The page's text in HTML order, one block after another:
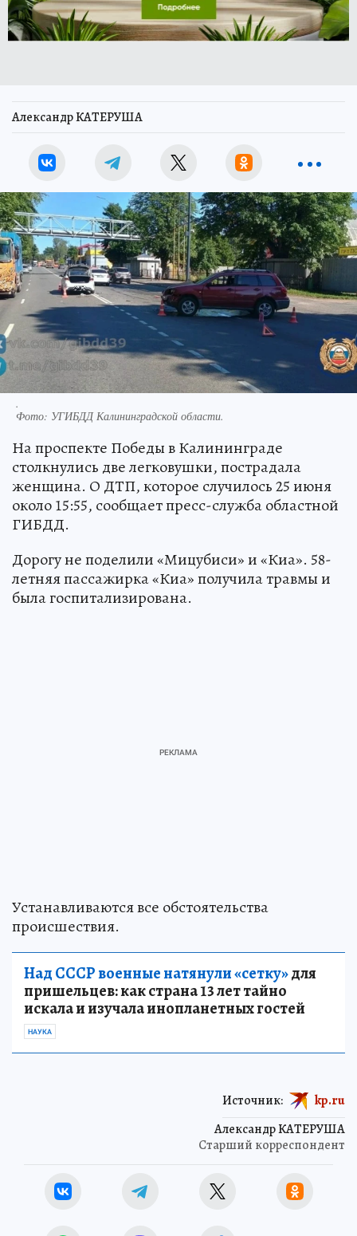
Александр КАТЕРУША
.
Фото: УГИБДД Калининградской области.
На проспекте Победы в Калининграде
столкнулись две легковушки, пострадала
женщина. О ДТП, которое случилось 25 июня
около 15:55, сообщает пресс-служба областной
ГИБДД.
Дорогу не поделили «Мицубиси» и «Киа». 58-
летняя пассажирка «Киа» получила травмы и
была госпитализирована.
Устанавливаются все обстоятельства
происшествия.
Над СССР военные натянули «сетку»для
пришельцев: как страна 13 лет тайно
искала и изучала инопланетных гостей
НАУКА
Александр КАТЕРУША
Старший корреспондент
Источник: kp.ru